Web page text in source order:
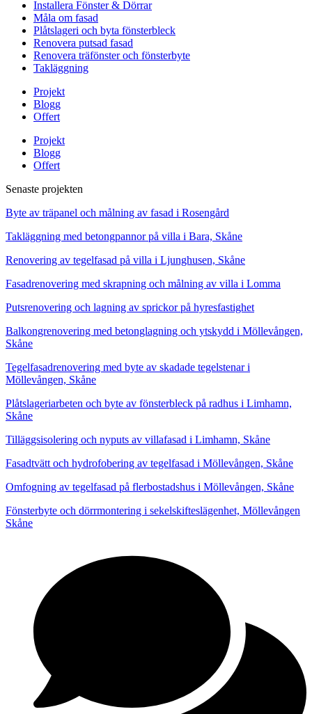
Installera Fönster & Dörrar
Måla om fasad
Plåtslageri och byta fönsterbleck
Renovera putsad fasad
Renovera träfönster och fönsterbyte
Takläggning
Projekt
Blogg
Offert
Projekt
Blogg
Offert
Senaste projekten
Byte av träpanel och målning av fasad i Rosengård
Takläggning med betongpannor på villa i Bara, Skåne
Renovering av tegelfasad på villa i Ljunghusen, Skåne
Fasadrenovering med skrapning och målning av villa i Lomma
Putsrenovering och lagning av sprickor på hyresfastighet
Balkongrenovering med betonglagning och ytskydd i Möllevången,
Skåne
Tegelfasadrenovering med byte av skadade tegelstenar i
Möllevången, Skåne
Plåtslageriarbeten och byte av fönsterbleck på radhus i Limhamn,
Skåne
Tilläggsisolering och nyputs av villafasad i Limhamn, Skåne
Fasadtvätt och hydrofobering av tegelfasad i Möllevången, Skåne
Omfogning av tegelfasad på flerbostadshus i Möllevången, Skåne
Fönsterbyte och dörrmontering i sekelskifteslägenhet, Möllevången
Skåne